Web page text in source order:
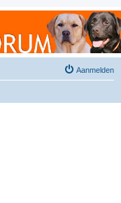
Aanmelden